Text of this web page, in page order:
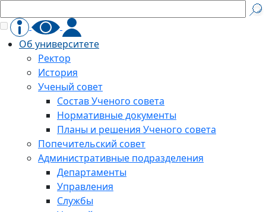
Об университете
Ректор
История
Ученый совет
Состав Ученого совета
Нормативные документы
Планы и решения Ученого совета
Попечительский совет
Административные подразделения
Департаменты
Управления
Службы